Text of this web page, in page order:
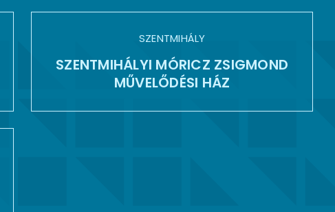
SZENTMIHÁLY
SZENTMIHÁLYI MÓRICZ ZSIGMOND
MŰVELŐDÉSI HÁZ